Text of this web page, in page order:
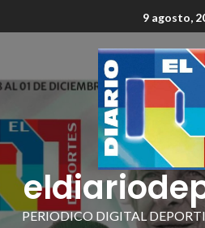
9 agosto,
PERIODICO DIGITAL